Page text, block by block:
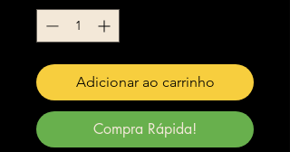
Adicionar ao carrinho
Compra Rápida!